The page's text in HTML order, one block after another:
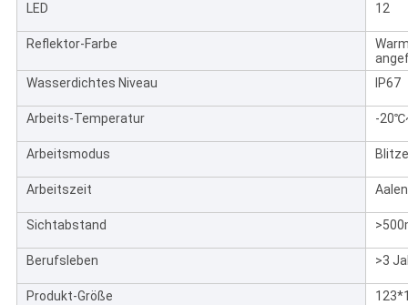
LED 12
Reflektor-Farbe
Wasserdichtes Niveau
IP67
Arbeits-Temperatur -
Arbeitsmodus
Arbeitszeit
Sichtabstand
Berufsleben >3
Produkt-Größe